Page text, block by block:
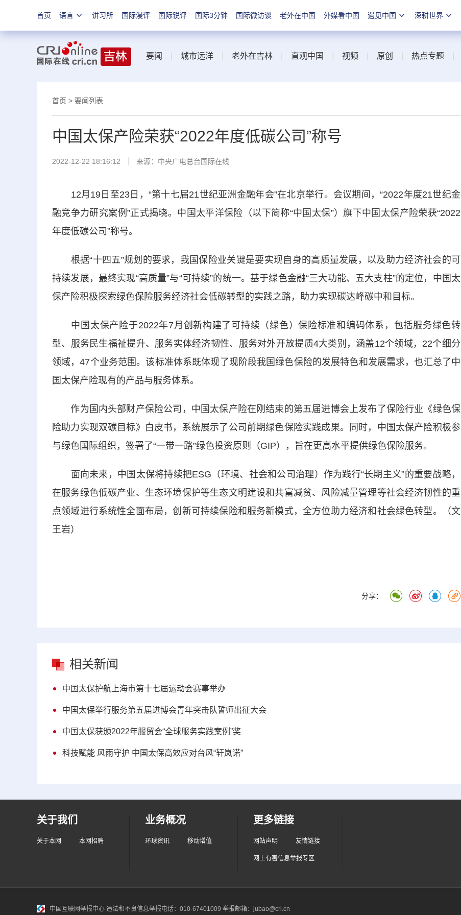
首页 语言 讲习所 国际漫评 国际锐评 国际3分钟 国际微访谈 老外在中国 外媒看中国 遇见中国 深耕世界
要闻 城市远洋 老外在吉林 直观中国 视频 原创 热点专题
首页 > 要闻列表
中国太保产险荣获“2022年度低碳公司”称号
2022-12-22 18:16:12 来源：中央广电总台国际在线
12月19日至23日，“第十七届21世纪亚洲金融年会”在北京举行。会议期间，“2022年度21世纪金
融竞争力研究案例”正式揭晓。中国太平洋保险（以下简称“中国太保”）旗下中国太保产险荣获“2022
年度低碳公司”称号。
根据“十四五”规划的要求，我国保险业关键是要实现自身的高质量发展，以及助力经济社会的可
持续发展，最终实现“高质量”与“可持续”的统一。基于绿色金融“三大功能、五大支柱”的定位，中国太
保产险积极探索绿色保险服务经济社会低碳转型的实践之路，助力实现碳达峰碳中和目标。
中国太保产险于2022年7月创新构建了可持续（绿色）保险标准和编码体系，包括服务绿色转
型、服务民生福祉提升、服务实体经济韧性、服务对外开放提质4大类别，涵盖12个领域，22个细分
领域，47个业务范围。该标准体系既体现了现阶段我国绿色保险的发展特色和发展需求，也汇总了中
国太保产险现有的产品与服务体系。
作为国内头部财产保险公司，中国太保产险在刚结束的第五届进博会上发布了保险行业《绿色保
险助力实现双碳目标》白皮书，系统展示了公司前期绿色保险实践成果。同时，中国太保产险积极参
与绿色国际组织，签署了“一带一路”绿色投资原则（GIP），旨在更高水平提供绿色保险服务。
面向未来，中国太保将持续把ESG（环境、社会和公司治理）作为践行“长期主义”的重要战略，
在服务绿色低碳产业、生态环境保护等生态文明建设和共富减贫、风险减量管理等社会经济韧性的重
点领域进行系统性全面布局，创新可持续保险和服务新模式，全方位助力经济和社会绿色转型。（文
王岩）
分享：
相关新闻
中国太保护航上海市第十七届运动会赛事举办
中国太保举行服务第五届进博会青年突击队誓师出征大会
中国太保获颁2022年服贸会“全球服务实践案例”奖
科技赋能 风雨守护 中国太保高效应对台风“轩岚诺”
关于我们
关于本网 本网招聘
业务概况
环球资讯 移动增值
更多链接
网站声明 友情链接
网上有害信息举报专区
中国互联网举报中心 违法和不良信息举报电话：010-67401009 举报邮箱：jubao@cri.cn